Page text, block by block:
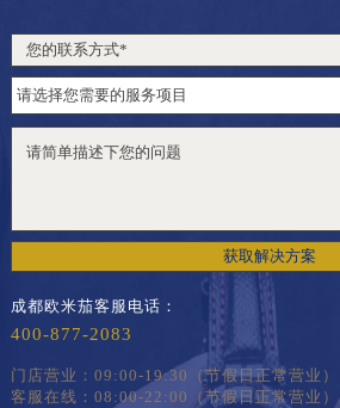
获取解决方案
成都欧米茄客服电话：
400-877-2083
门店营业：09:00-19:30（节假日正常营业）
客服在线：08:00-22:00（节假日正常营业）